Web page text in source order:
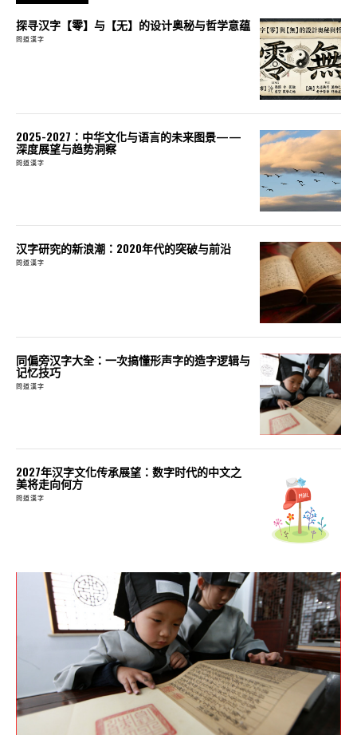
探寻汉字【零】与【无】的设计奥秘与哲学意蕴
問道漢字
2025-2027：中华文化与语言的未来图景——
深度展望与趋势洞察
問道漢字
汉字研究的新浪潮：2020年代的突破与前沿
問道漢字
同偏旁汉字大全：一次搞懂形声字的造字逻辑与
记忆技巧
問道漢字
2027年汉字文化传承展望：数字时代的中文之
美将走向何方
問道漢字